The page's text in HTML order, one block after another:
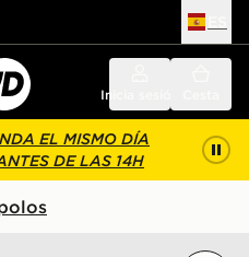
Inicia sesión
EL MISMO DÍA
DE LAS 14H